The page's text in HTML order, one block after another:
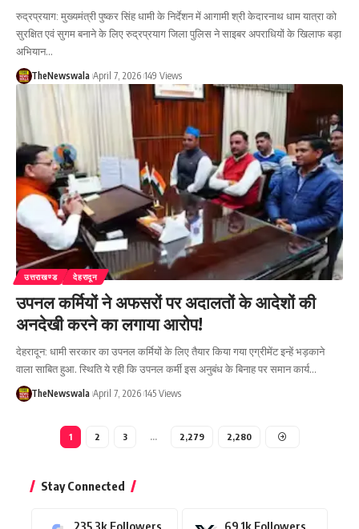
रुद्रप्रयाग: मुख्यमंत्री पुष्कर सिंह धामी के निर्देशन में आगामी श्री केदारनाथ धाम यात्रा को
सुरक्षित एवं सुगम बनाने के लिए रुद्रप्रयाग जिला पुलिस ने साइबर अपराधियों के खिलाफ बड़ा
अभियान…
TheNewswala April 7, 2026 149 Views
उत्तराखण्ड देहरादून
उपनल कर्मियों ने अफसरों पर अदालतों के आदेशों की
अनदेखी करने का लगाया आरोप!
देहरादून: धामी सरकार का उपनल कर्मियों के लिए तैयार किया गया एग्रीमेंट इन्हें भड़काने
वाला साबित हुआ. स्थिति ये रही कि उपनल कर्मी इस अनुबंध के बिनाह पर समान कार्य…
TheNewswala April 7, 2026 145 Views
1 2 3 … 2,279 2,280
Stay Connected
235.3k Followers 69.1k Followers